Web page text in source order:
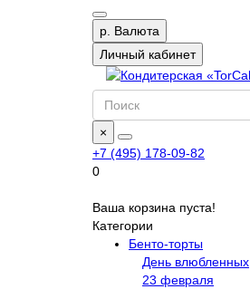
р. Валюта
Личный кабинет
×
+7 (495) 178-09-82
0
Ваша корзина пуста!
Категории
Бенто-торты
День влюбленных
23 февраля